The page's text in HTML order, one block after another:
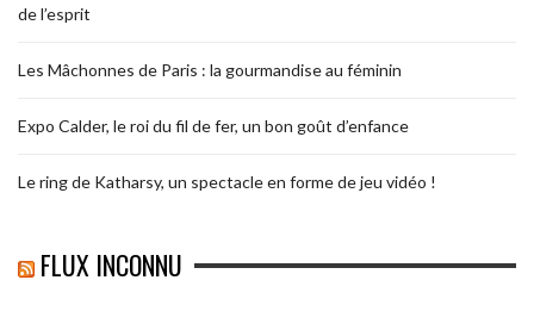
de l’esprit
Les Mâchonnes de Paris : la gourmandise au féminin
Expo Calder, le roi du fil de fer, un bon goût d’enfance
Le ring de Katharsy, un spectacle en forme de jeu vidéo !
FLUX INCONNU